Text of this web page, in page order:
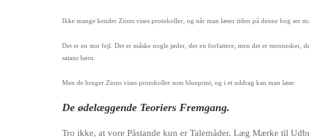
Ikke mange kender Zions vises protokoller, og når man læser titlen på denne bog ser
Det er en stor fejl. Det er måske nogle jøder, der en forfattere, men det er mennesker,
satans børn.
Men de bruger Zions vises protokoller som blueprint, og i et uddrag kan man læse:
De ødelæggende Teoriers Fremgang.
Tro ikke, at vore Påstande kun er Talemåder. Læg Mærke til